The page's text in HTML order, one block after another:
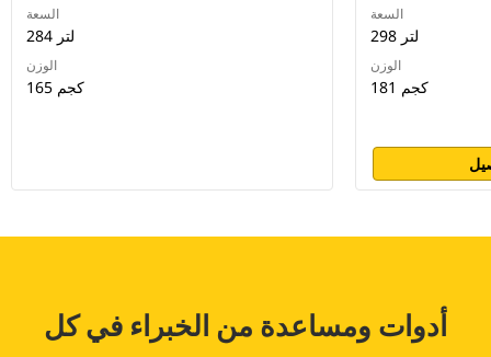
السعة
284 لتر
الوزن
165 كجم
السعة
298 لتر
الوزن
181 كجم
أدوات ومساعدة من الخبراء في كل